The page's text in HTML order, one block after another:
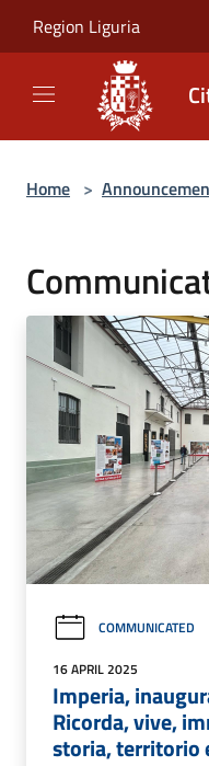
Region Liguria
Home >
COMMUNICATED
16 APRIL 2025
Imperia,
Ricorda, vive,
storia, territorio